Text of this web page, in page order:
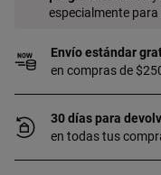
especialmente para
Envío estándar
en compras de
30 días para
en todas tus